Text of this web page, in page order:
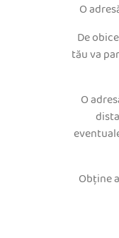
O
De
tău va
O
Obține